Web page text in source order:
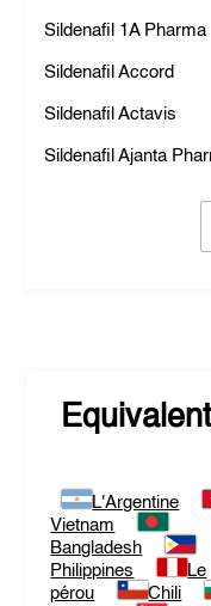
Sildenafil 1A Pharma
Sildenafil Accord
Sildenafil Actavis
Sildenafil Ajanta
L'Argentine
Vietnam
Bangladesh
Philippines
Le
pérou
Chili